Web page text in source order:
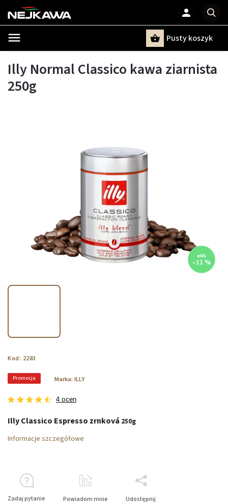
Pusty koszyk
Illy Normal Classico kawa ziarnista
250g
zł35
–11 %
Kod: 2283
Promocja
4 ocen
Marka: ILLY
Illy Classico Espresso zrnková 250g
Informacje szczegółowe
Zadaj pytanie Powiadom mnie Udostępnij